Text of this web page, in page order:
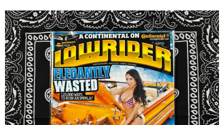
新商品
ウェア
全商品（ウェア）
Tシャツ
ロングTシャツ
ゲームシャツ